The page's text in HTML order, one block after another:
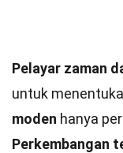
Pelayar zaman
untuk
moden hanya
Perkembangan